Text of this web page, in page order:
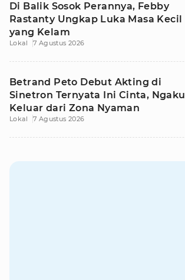
Di Balik Sosok Perannya, Febby
Rastanty Ungkap Luka Masa Kecil
yang Kelam
Lokal 7 Agustus 2026
Betrand Peto Debut Akting di
Sinetron Ternyata Ini Cinta, Ngaku
Keluar dari Zona Nyaman
Lokal 7 Agustus 2026